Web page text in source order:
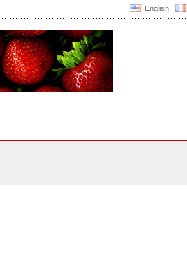
English